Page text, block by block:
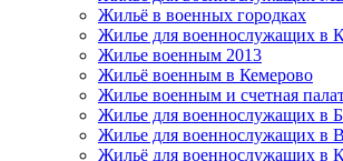
Жильё в военных городках
Жилье для военнослужащих в
Жилье военным 2013
Жильё военным в Кемерово
Жилье военным и счетная
Жилье для военнослужащих в
Жилье для военнослужащих в
Жильё для военнослужащих в